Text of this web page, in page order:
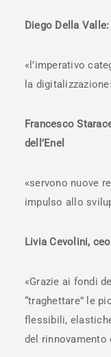
Diego Della
«l’imperativo
la
Francesco
dell’Enel
«servono nuove
impulso allo
Livia Cevolini,
«Grazie ai fondi
“traghettare” le
flessibili,
del rinnovamento